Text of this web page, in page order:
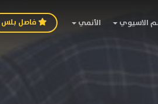
الاسيوي الأنمي فاصل بلس